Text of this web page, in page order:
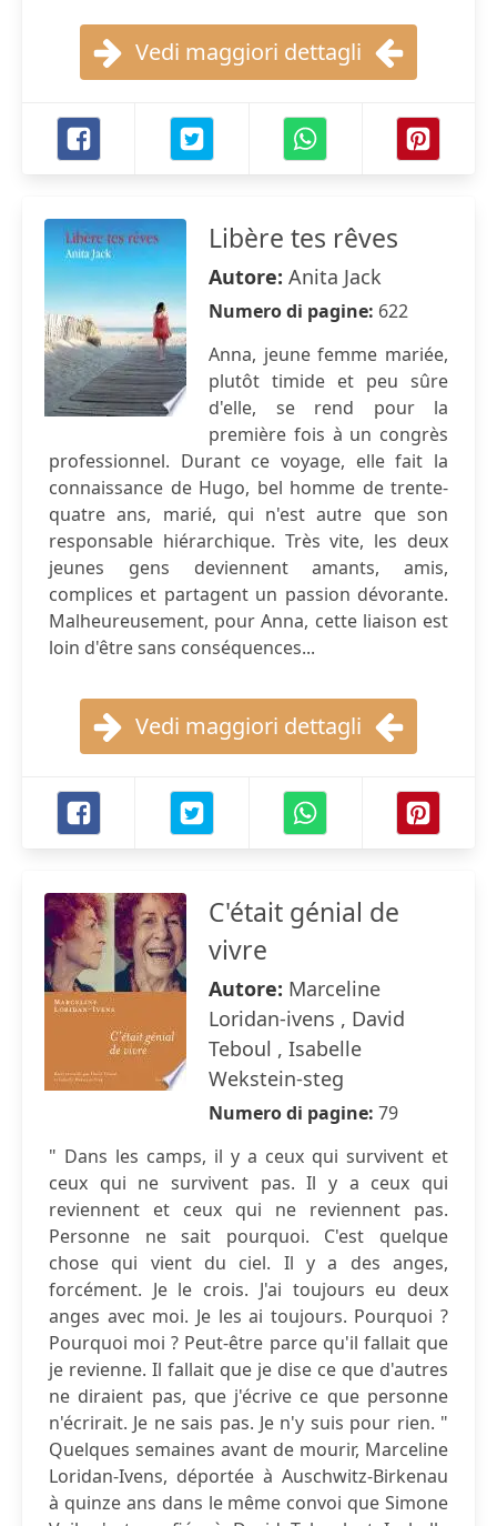
Vedi maggiori dettagli
Libère tes rêves
Autore: Anita Jack
Numero di pagine: 622
Anna, jeune femme mariée,
plutôt timide et peu sûre
d'elle, se rend pour la
première fois à un congrès
professionnel. Durant ce voyage, elle fait la
connaissance de Hugo, bel homme de trente-
quatre ans, marié, qui n'est autre que son
responsable hiérarchique. Très vite, les deux
jeunes gens deviennent amants, amis,
complices et partagent un passion dévorante.
Malheureusement, pour Anna, cette liaison est
loin d'être sans conséquences...
Vedi maggiori dettagli
C'était génial de
vivre
Autore: Marceline
Loridan-ivens , David
Teboul , Isabelle
Wekstein-steg
Numero di pagine: 79
" Dans les camps, il y a ceux qui survivent et
ceux qui ne survivent pas. Il y a ceux qui
reviennent et ceux qui ne reviennent pas.
Personne ne sait pourquoi. C'est quelque
chose qui vient du ciel. Il y a des anges,
forcément. Je le crois. J'ai toujours eu deux
anges avec moi. Je les ai toujours. Pourquoi ?
Pourquoi moi ? Peut-être parce qu'il fallait que
je revienne. Il fallait que je dise ce que d'autres
ne diraient pas, que j'écrive ce que personne
n'écrirait. Je ne sais pas. Je n'y suis pour rien. "
Quelques semaines avant de mourir, Marceline
Loridan-Ivens, déportée à Auschwitz-Birkenau
à quinze ans dans le même convoi que Simone